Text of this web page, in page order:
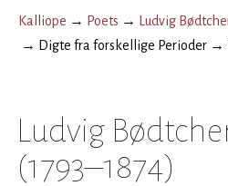
Kalliope → Poets → Ludvig
→ Digte fra forskellige Perioder →
Ludvig
(1793–1874)